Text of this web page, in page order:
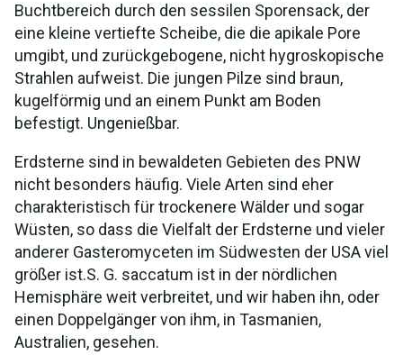
Buchtbereich durch den sessilen Sporensack, der
eine kleine vertiefte Scheibe, die die apikale Pore
umgibt, und zurückgebogene, nicht hygroskopische
Strahlen aufweist. Die jungen Pilze sind braun,
kugelförmig und an einem Punkt am Boden
befestigt. Ungenießbar.
Erdsterne sind in bewaldeten Gebieten des PNW
nicht besonders häufig. Viele Arten sind eher
charakteristisch für trockenere Wälder und sogar
Wüsten, so dass die Vielfalt der Erdsterne und vieler
anderer Gasteromyceten im Südwesten der USA viel
größer ist.S. G. saccatum ist in der nördlichen
Hemisphäre weit verbreitet, und wir haben ihn, oder
einen Doppelgänger von ihm, in Tasmanien,
Australien, gesehen.